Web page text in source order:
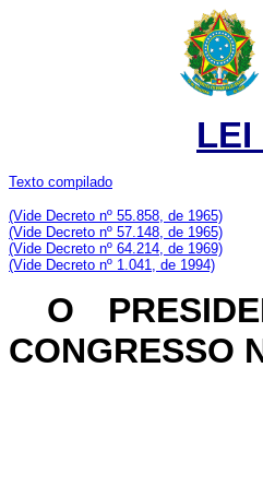
LEI
Texto compilado
(Vide Decreto nº 55.858, de 1965)
(Vide Decreto nº 57.148, de 1965)
(Vide Decreto nº 64.214, de 1969)
(Vide Decreto nº 1.041, de 1994)
O
CONGRESSO